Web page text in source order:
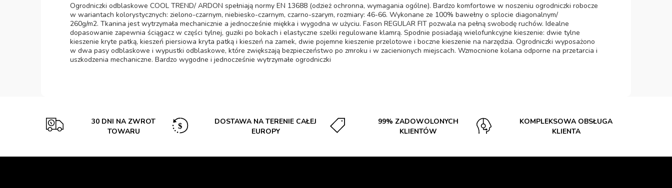
Ogrodniczki odblaskowe COOL TREND/ ARDON spełniają normy EN 13688 (odzież ochronna, wymagania ogólne). Bardzo komfortowe w noszeniu ogrodniczki robocze
w wariantach kolorystycznych: zielono-czarnym, niebiesko-czarnym, czarno-szarym, rozmiary: 46-66. Wykonane ze 100% bawełny o splocie diagonalnym/
260g/m2. Tkanina jest wytrzymała mechanicznie a jednocześnie miękka i wygodna w użyciu. Fason REGULAR FIT pozwala na pełną swobodę ruchów. Idealne
dopasowanie zapewnia ściągacz w części tylnej, guziki po bokach i elastyczne szelki regulowane klamrą. Spodnie posiadają wielofunkcyjne kieszenie: dwie tylne
kieszenie kryte patką, kieszeń piersiowa kryta patką i kieszeń na zamek, dwie pojemne kieszenie przelotowe i boczne kieszenie na narzędzia. Ogrodniczki wyposażono
w dwa pasy odblaskowe i wypustki odblaskowe, które zwiększają bezpieczeństwo po zmroku i w zacienionych miejscach. Wzmocnione kolana odporne na przetarcia i
uszkodzenia mechaniczne. Bardzo wygodne i jednocześnie wytrzymałe ogrodniczki
30 DNI NA ZWROT
TOWARU
DOSTAWA NA TERENIE CAŁEJ
EUROPY
99% ZADOWOLONYCH
KLIENTÓW
KOMPLEKSOWA OBSŁUGA
KLIENTA